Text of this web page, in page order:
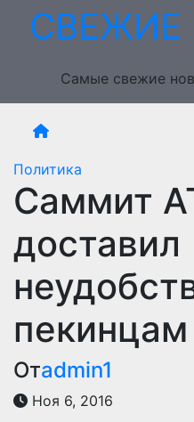
ПерейтиСВЕЖИЕ
Самые свежие
Политика
Саммит
доставил
пекинцам
Отadmin1
Ноя 6, 2016